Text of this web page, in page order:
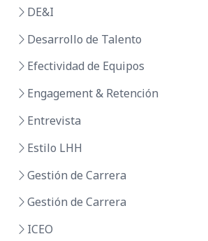
DE&I
Desarrollo de Talento
Efectividad de Equipos
Engagement & Retención
Entrevista
Estilo LHH
Gestión de Carrera
Gestión de Carrera
ICEO